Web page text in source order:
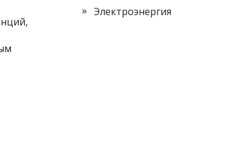
Электроэнергия